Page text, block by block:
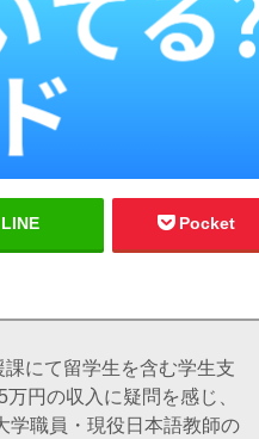
LINE Pocket
にて留学生を含む学生支
円の収入に疑問を感じ、
学職員・現役日本語教師の